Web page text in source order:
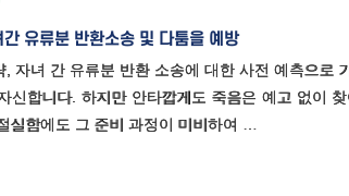
유류분 반환소송 및 다툼을 예방
, 자녀 간 유류분 반환 소송에 대한 사전 예측으로
신합니다. 하지만 안타깝게도 죽음은 예고 없이
실함에도 그 준비 과정이 미비하여 …